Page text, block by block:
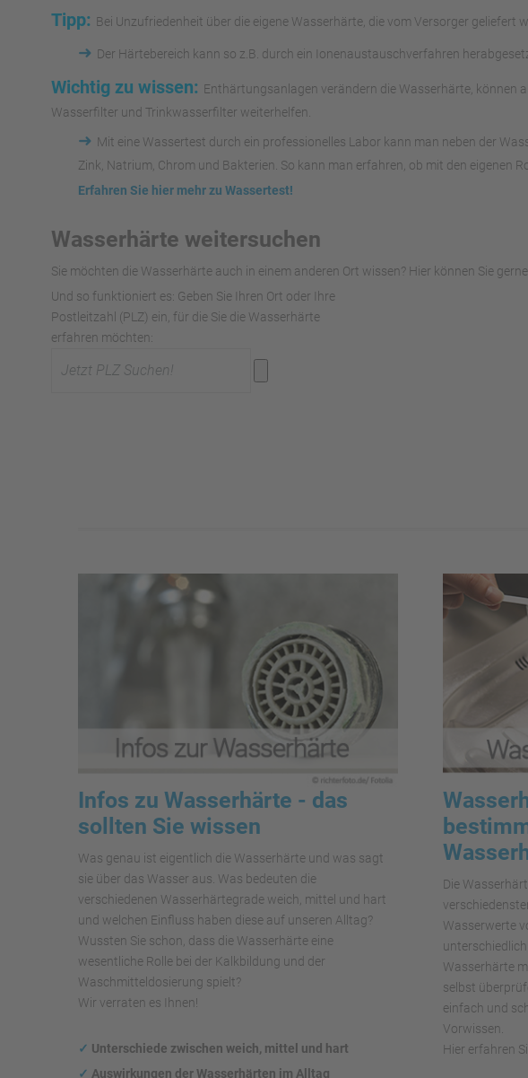
Tipp: Bei Unzufriedenheit über die eigene Wasserhärte, die vom Versorger
➜ Der Härtebereich kann so z.B. durch ein Ionenaustauschverfahren
Wichtig zu wissen: Enthärtungsanlagen verändern die Wasserhärte, können
Wasserfilter und Trinkwasserfilter weiterhelfen.
➜ Mit eine Wassertest durch ein professionelles Labor kann man neben der
Zink, Natrium, Chrom und Bakterien. So kann man erfahren, ob mit den eigenen
Erfahren Sie hier mehr zu Wassertest!
Wasserhärte weitersuchen
Sie möchten die Wasserhärte auch in einem anderen Ort wissen? Hier können Sie
Und so funktioniert es: Geben Sie Ihren Ort oder Ihre
Postleitzahl (PLZ) ein, für die Sie die Wasserhärte
erfahren möchten:
Infos zu Wasserhärte - das
sollten Sie wissen
Was genau ist eigentlich die Wasserhärte und was sagt
sie über das Wasser aus. Was bedeuten die
verschiedenen Wasserhärtegrade weich, mittel und hart
und welchen Einfluss haben diese auf unseren Alltag?
Wussten Sie schon, dass die Wasserhärte eine
wesentliche Rolle bei der Kalkbildung und der
Waschmitteldosierung spielt?
Wir verraten es Ihnen!
✓ Unterschiede zwischen weich, mittel und hart
✓ Auswirkungen der Wasserhärten im Alltag
Die
Wasserwerte
Wasserhärte
selbst
einfach und
Vorwissen.
Hier erfahren